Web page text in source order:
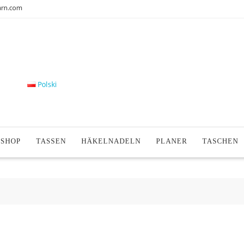
Polski
SHOP TASSEN HÄKELNADELN PLANER TASCHEN